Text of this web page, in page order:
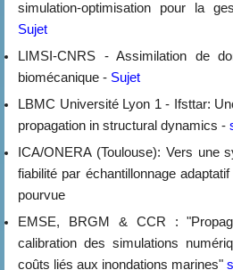
simulation-optimisation pour la
Sujet
LIMSI-CNRS - Assimilation de
biomécanique - Sujet
LBMC Université Lyon 1 - Ifsttar:
propagation in structural dynamics -
ICA/ONERA (Toulouse): Vers une
fiabilité par échantillonnage
pourvue
EMSE, BRGM & CCR :
calibration des simulations
coûts liés aux inondations marines"